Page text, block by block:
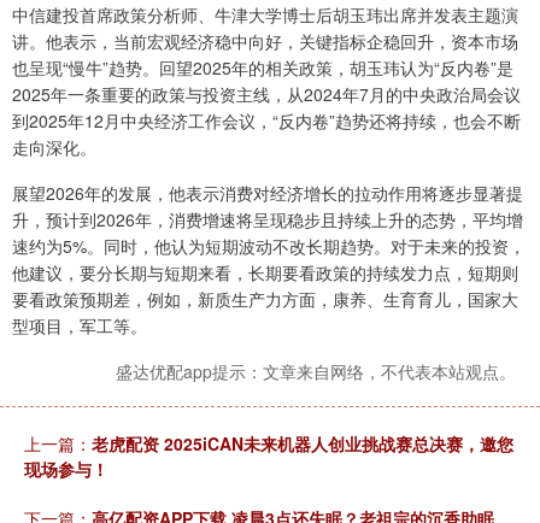
中信建投首席政策分析师、牛津大学博士后胡玉玮出席并发表主题演
讲。他表示，当前宏观经济稳中向好，关键指标企稳回升，资本市场
也呈现“慢牛”趋势。回望2025年的相关政策，胡玉玮认为“反内卷”是
2025年一条重要的政策与投资主线，从2024年7月的中央政治局会议
到2025年12月中央经济工作会议，“反内卷”趋势还将持续，也会不断
走向深化。
展望2026年的发展，他表示消费对经济增长的拉动作用将逐步显著提
升，预计到2026年，消费增速将呈现稳步且持续上升的态势，平均增
速约为5%。同时，他认为短期波动不改长期趋势。对于未来的投资，
他建议，要分长期与短期来看，长期要看政策的持续发力点，短期则
要看政策预期差，例如，新质生产力方面，康养、生育育儿，国家大
型项目，军工等。
盛达优配app提示：文章来自网络，不代表本站观点。
上一篇： 老虎配资 2025iCAN未来机器人创业挑战赛总决赛，邀您
现场参与！
下一篇： 高亿配资APP下载 凌晨3点还失眠？老祖宗的沉香助眠